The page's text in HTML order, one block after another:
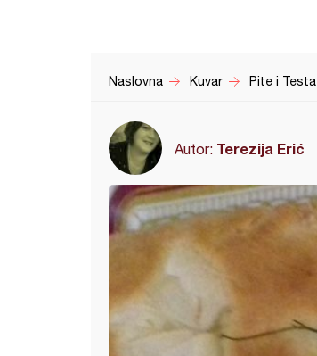
Naslovna Kuvar Pite i Testa
Autor: Terezija Erić